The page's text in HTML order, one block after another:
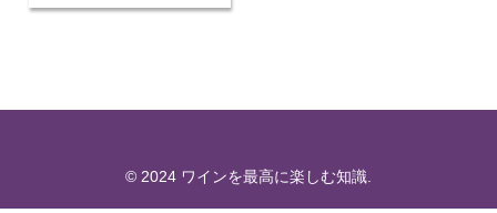
© 2024 ワインを最高に楽しむ知識.